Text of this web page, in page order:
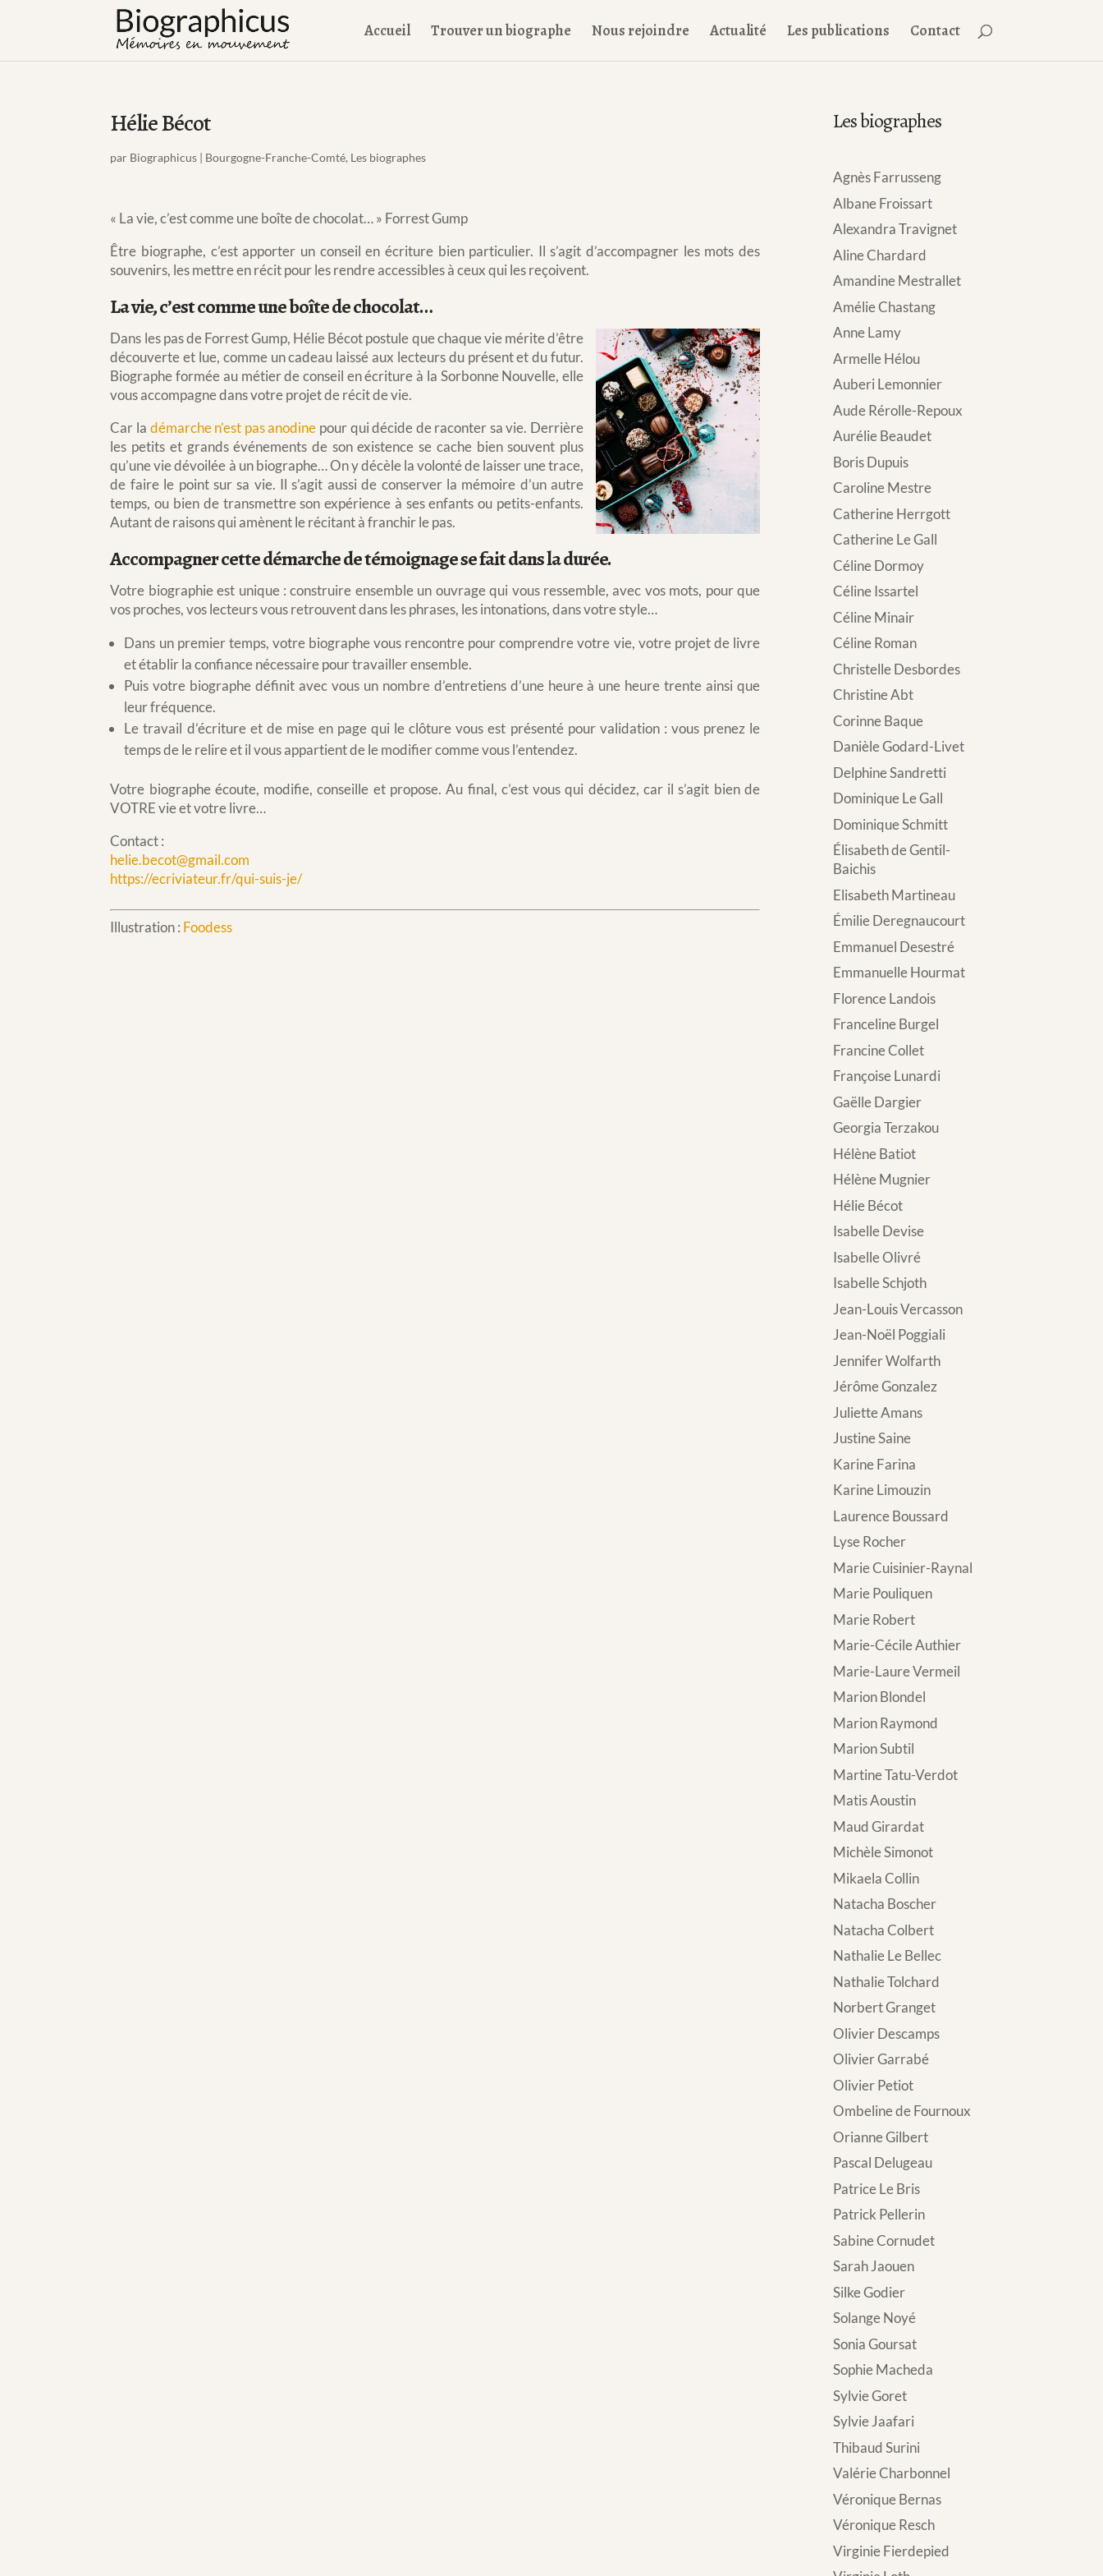
Accueil Trouver un biographe Nous rejoindre Actualité Les publications Contact
Hélie Bécot
par Biographicus | Bourgogne-Franche-Comté, Les biographes
« La vie, c’est comme une boîte de chocolat… » Forrest Gump
Être biographe, c’est apporter un conseil en écriture bien particulier. Il s’agit d’accompagner les mots des
souvenirs, les mettre en récit pour les rendre accessibles à ceux qui les reçoivent.
La vie, c’est comme une boîte de chocolat…
Dans les pas de Forrest Gump, Hélie Bécot postule que chaque vie mérite d’être
découverte et lue, comme un cadeau laissé aux lecteurs du présent et du futur.
Biographe formée au métier de conseil en écriture à la Sorbonne Nouvelle, elle
vous accompagne dans votre projet de récit de vie.
Car la démarche n’est pas anodine pour qui décide de raconter sa vie. Derrière
les petits et grands événements de son existence se cache bien souvent plus
qu’une vie dévoilée à un biographe… On y décèle la volonté de laisser une trace,
de faire le point sur sa vie. Il s’agit aussi de conserver la mémoire d’un autre
temps, ou bien de transmettre son expérience à ses enfants ou petits-enfants.
Autant de raisons qui amènent le récitant à franchir le pas.
Accompagner cette démarche de témoignage se fait dans la durée.
Votre biographie est unique : construire ensemble un ouvrage qui vous ressemble, avec vos mots, pour que
vos proches, vos lecteurs vous retrouvent dans les phrases, les intonations, dans votre style…
Dans un premier temps, votre biographe vous rencontre pour comprendre votre vie, votre projet de livre
et établir la confiance nécessaire pour travailler ensemble.
Puis votre biographe définit avec vous un nombre d’entretiens d’une heure à une heure trente ainsi que
leur fréquence.
Le travail d’écriture et de mise en page qui le clôture vous est présenté pour validation : vous prenez le
temps de le relire et il vous appartient de le modifier comme vous l’entendez.
Votre biographe écoute, modifie, conseille et propose. Au final, c’est vous qui décidez, car il s’agit bien de
VOTRE vie et votre livre…
Contact :
helie.becot@gmail.com
https://ecriviateur.fr/qui-suis-je/
Illustration : Foodess
Les biographes
Agnès Farrusseng
Albane Froissart
Alexandra Travignet
Aline Chardard
Amandine Mestrallet
Amélie Chastang
Anne Lamy
Armelle Hélou
Auberi Lemonnier
Aude Rérolle-Repoux
Aurélie Beaudet
Boris Dupuis
Caroline Mestre
Catherine Herrgott
Catherine Le Gall
Céline Dormoy
Céline Issartel
Céline Minair
Céline Roman
Christelle Desbordes
Christine Abt
Corinne Baque
Danièle Godard-Livet
Delphine Sandretti
Dominique Le Gall
Dominique Schmitt
Élisabeth de Gentil-
Baichis
Elisabeth Martineau
Émilie Deregnaucourt
Emmanuel Desestré
Emmanuelle Hourmat
Florence Landois
Franceline Burgel
Francine Collet
Françoise Lunardi
Gaëlle Dargier
Georgia Terzakou
Hélène Batiot
Hélène Mugnier
Hélie Bécot
Isabelle Devise
Isabelle Olivré
Isabelle Schjoth
Jean-Louis Vercasson
Jean-Noël Poggiali
Jennifer Wolfarth
Jérôme Gonzalez
Juliette Amans
Justine Saine
Karine Farina
Karine Limouzin
Laurence Boussard
Lyse Rocher
Marie Cuisinier-Raynal
Marie Pouliquen
Marie Robert
Marie-Cécile Authier
Marie-Laure Vermeil
Marion Blondel
Marion Raymond
Marion Subtil
Martine Tatu-Verdot
Matis Aoustin
Maud Girardat
Michèle Simonot
Mikaela Collin
Natacha Boscher
Natacha Colbert
Nathalie Le Bellec
Nathalie Tolchard
Norbert Granget
Olivier Descamps
Olivier Garrabé
Olivier Petiot
Ombeline de Fournoux
Orianne Gilbert
Pascal Delugeau
Patrice Le Bris
Patrick Pellerin
Sabine Cornudet
Sarah Jaouen
Silke Godier
Solange Noyé
Sonia Goursat
Sophie Macheda
Sylvie Goret
Sylvie Jaafari
Thibaud Surini
Valérie Charbonnel
Véronique Bernas
Véronique Resch
Virginie Fierdepied